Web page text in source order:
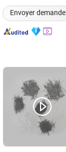
Envoyer demande